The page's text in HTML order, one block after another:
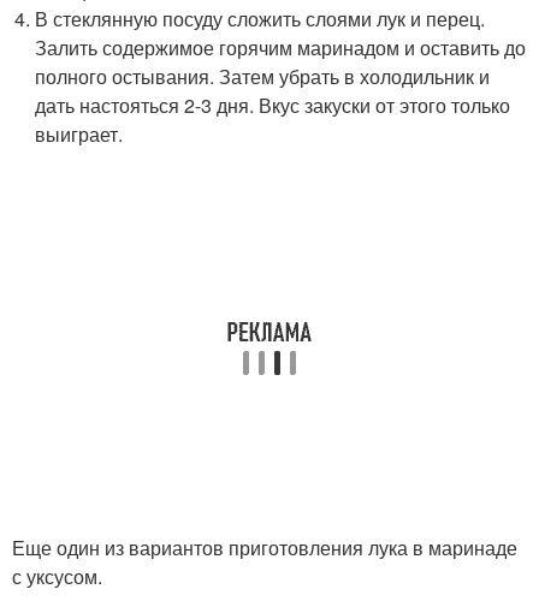
В стеклянную посуду сложить слоями лук и перец.
Залить содержимое горячим маринадом и оставить до
полного остывания. Затем убрать в холодильник и
дать настояться 2-3 дня. Вкус закуски от этого только
выиграет.
Еще один из вариантов приготовления лука в маринаде
с уксусом.